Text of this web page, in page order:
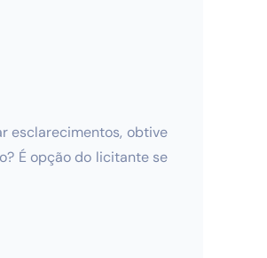
esclarecimentos, obtive
É opção do licitante se